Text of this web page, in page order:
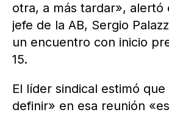
otra, a más tardar», alertó
jefe de la AB, Sergio
un encuentro con inicio
15.
El líder sindical estimó
definir» en esa reunión